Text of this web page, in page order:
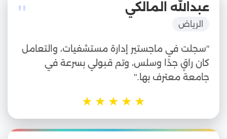
" عبدالله المالكي
الرياض
"سجلت في ماجستير إدارة مستشفيات، والتعامل
كان راقٍ جدًا وسلس، وتم قبولي بسرعة في
جامعة معترف بها."
★
★
★
★
★